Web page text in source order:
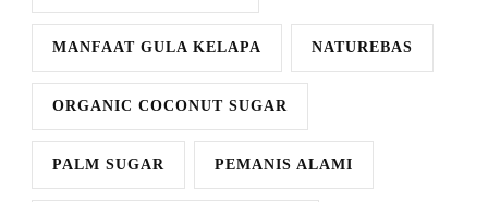
MANFAAT GULA KELAPA NATUREBAS
ORGANIC COCONUT SUGAR
PALM SUGAR PEMANIS ALAMI